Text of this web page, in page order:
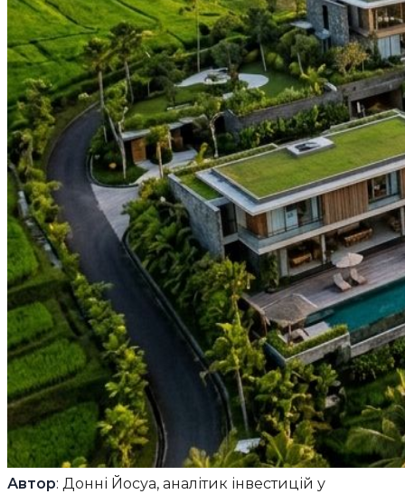
Автор: Донні Йосуа, аналітик інвестицій у